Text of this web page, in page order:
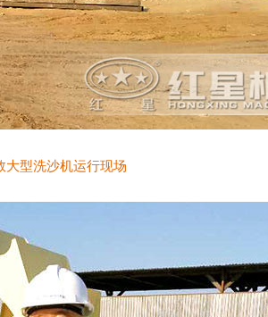
大型洗沙机运行现场